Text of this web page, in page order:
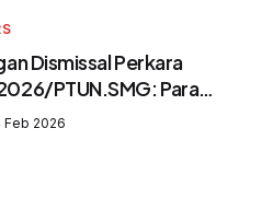
Dismissal Perkara
PTUN.SMG: Para
SIP3MI dan
Feb 2026